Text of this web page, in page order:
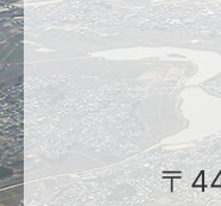
〒